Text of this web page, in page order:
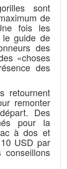
sont
de
fois les
le guide de
des
«choses
des
retournent
remonter
Des
pour la
à dos et
USD par